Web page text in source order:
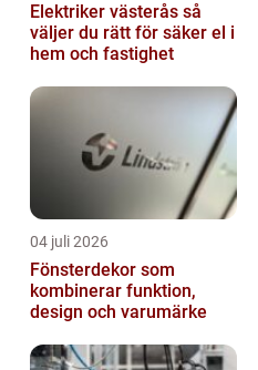
Elektriker västerås så
väljer du rätt för säker el i
hem och fastighet
04 juli 2026
Fönsterdekor som
kombinerar funktion,
design och varumärke